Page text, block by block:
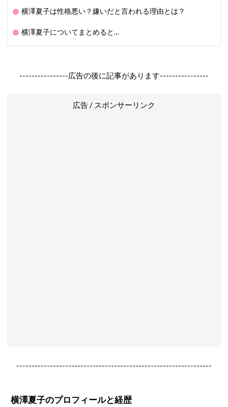
横澤夏子は性格悪い？嫌いだと言われる理由とは？
横澤夏子についてまとめると…
----------------広告の後に記事があります----------------
広告 / スポンサーリンク
----------------------------------------------------------------
横澤夏子のプロフィールと経歴